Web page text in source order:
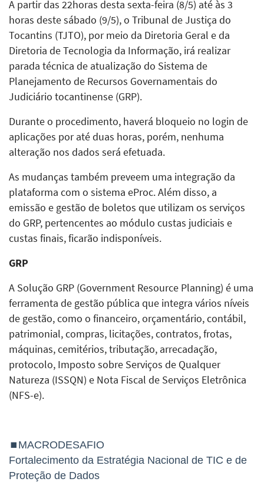
A partir das 22horas desta sexta-feira (8/5) até às 3
horas deste sábado (9/5), o Tribunal de Justiça do
Tocantins (TJTO), por meio da Diretoria Geral e da
Diretoria de Tecnologia da Informação, irá realizar
parada técnica de atualização do Sistema de
Planejamento de Recursos Governamentais do
Judiciário tocantinense (GRP).
Durante o procedimento, haverá bloqueio no login de
aplicações por até duas horas, porém, nenhuma
alteração nos dados será efetuada.
As mudanças também preveem uma integração da
plataforma com o sistema eProc. Além disso, a
emissão e gestão de boletos que utilizam os serviços
do GRP, pertencentes ao módulo custas judiciais e
custas finais, ficarão indisponíveis.
GRP
A Solução GRP (Government Resource Planning) é uma
ferramenta de gestão pública que integra vários níveis
de gestão, como o financeiro, orçamentário, contábil,
patrimonial, compras, licitações, contratos, frotas,
máquinas, cemitérios, tributação, arrecadação,
protocolo, Imposto sobre Serviços de Qualquer
Natureza (ISSQN) e Nota Fiscal de Serviços Eletrônica
(NFS-e).
⏹MACRODESAFIO
Fortalecimento da Estratégia Nacional de TIC e de
Proteção de Dados